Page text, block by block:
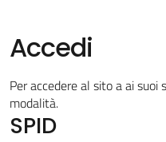
Servizi
Vivere
Galliera
Accedi
Per accedere al sito a ai
modalità.
SPID